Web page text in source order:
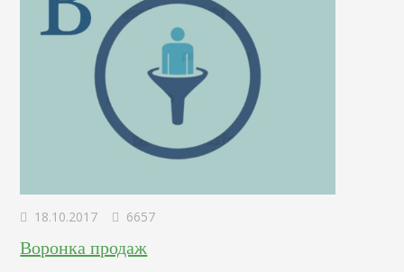
18.10.2017 6657
Воронка продаж